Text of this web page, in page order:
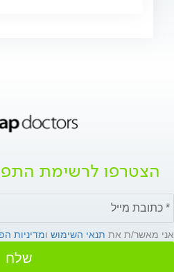
הצטרפו לרשימת
אני מאשר/ת את תנאי השימוש ומדיניות
שלח